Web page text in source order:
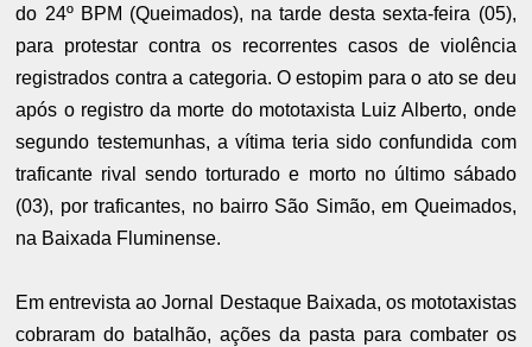
do 24º BPM (Queimados), na tarde desta sexta-feira (05),
para protestar contra os recorrentes casos de violência
registrados contra a categoria. O estopim para o ato se deu
após o registro da morte do mototaxista Luiz Alberto, onde
segundo testemunhas, a vítima teria sido confundida com
traficante rival sendo torturado e morto no último sábado
(03), por traficantes, no bairro São Simão, em Queimados,
na Baixada Fluminense.
Em entrevista ao Jornal Destaque Baixada, os mototaxistas
cobraram do batalhão, ações da pasta para combater os